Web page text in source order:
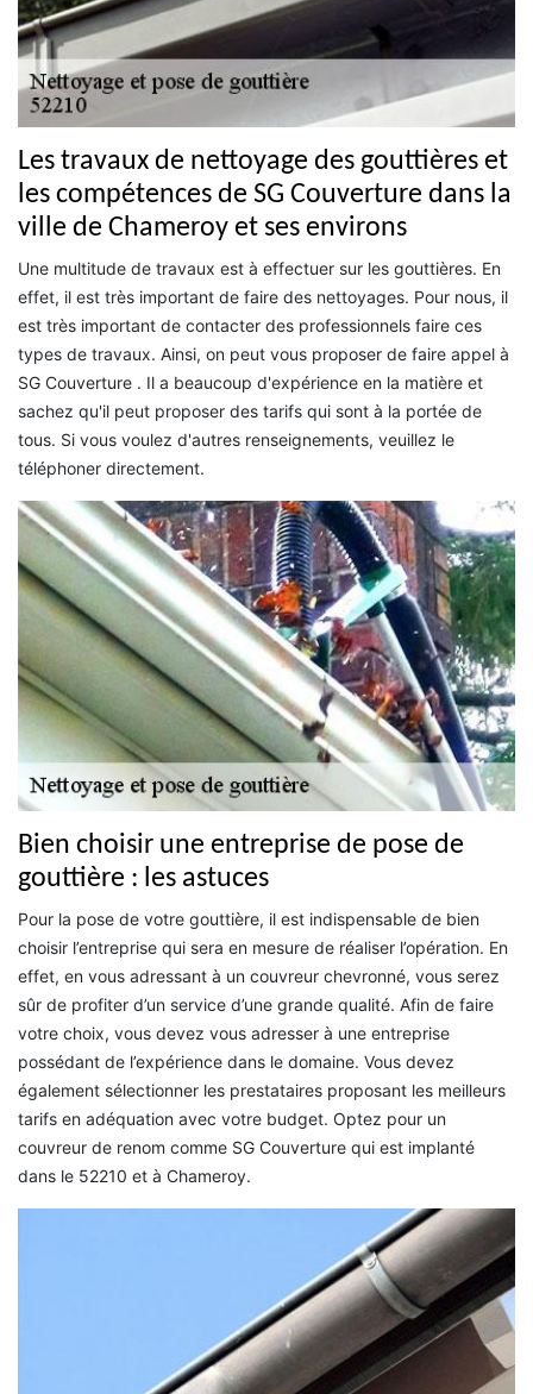
Les travaux de nettoyage des gouttières et
les compétences de SG Couverture dans la
ville de Chameroy et ses environs
Une multitude de travaux est à effectuer sur les gouttières. En
effet, il est très important de faire des nettoyages. Pour nous, il
est très important de contacter des professionnels faire ces
types de travaux. Ainsi, on peut vous proposer de faire appel à
SG Couverture . Il a beaucoup d'expérience en la matière et
sachez qu'il peut proposer des tarifs qui sont à la portée de
tous. Si vous voulez d'autres renseignements, veuillez le
téléphoner directement.
Bien choisir une entreprise de pose de
gouttière : les astuces
Pour la pose de votre gouttière, il est indispensable de bien
choisir l’entreprise qui sera en mesure de réaliser l’opération. En
effet, en vous adressant à un couvreur chevronné, vous serez
sûr de profiter d’un service d’une grande qualité. Afin de faire
votre choix, vous devez vous adresser à une entreprise
possédant de l’expérience dans le domaine. Vous devez
également sélectionner les prestataires proposant les meilleurs
tarifs en adéquation avec votre budget. Optez pour un
couvreur de renom comme SG Couverture qui est implanté
dans le 52210 et à Chameroy.